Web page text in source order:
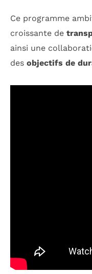
Ce programme
croissante de
ainsi une
des objectifs de